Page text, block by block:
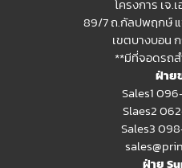
โครงการ เจ.
89/7 ถ.กัลปพฤกษ์
เขตบางบอน
**มีที่จอดรถ
ฝ่าย
Sales1
Slaes2
Sales3
ฝ่าย